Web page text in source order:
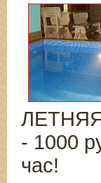
- 1000
час!